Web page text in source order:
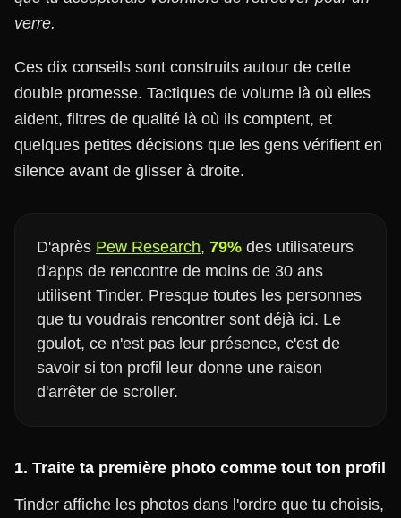
verre.
Ces dix conseils sont construits autour de cette
double promesse. Tactiques de volume là où elles
aident, filtres de qualité là où ils comptent, et
quelques petites décisions que les gens vérifient en
silence avant de glisser à droite.
D'après Pew Research, 79% des utilisateurs
d'apps de rencontre de moins de 30 ans
utilisent Tinder. Presque toutes les personnes
que tu voudrais rencontrer sont déjà ici. Le
goulot, ce n'est pas leur présence, c'est de
savoir si ton profil leur donne une raison
d'arrêter de scroller.
1. Traite ta première photo comme tout ton profil
Tinder affiche les photos dans l'ordre que tu choisis,